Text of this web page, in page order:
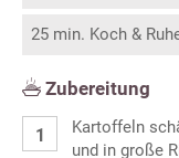
25 min. Koch &
Zubereitung
Kartoffeln
und in große